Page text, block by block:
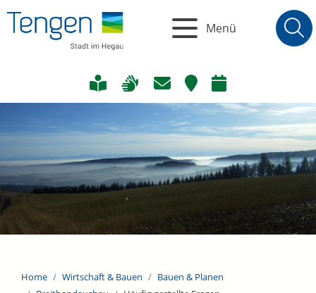
Menü
Home Wirtschaft & Bauen
Bauen & Planen